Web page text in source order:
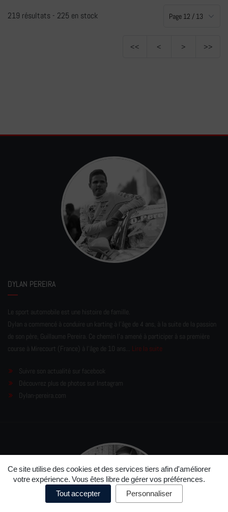
219 résultats - 225 en stock
<< < > >>
DYLAN PEREIRA
Le sport automobile est une histoire de famille.
Dylan a commencé à conduire un karting à l’âge de 4 ans, à la suite de la passion
de son père, Guillaume Pereira. Ce chemin l'a amené à participer à sa première
course à Mirecourt (France) à l'âge de 10 ans... Lire la suite
Suivre son actualité sur facebook
Découvrez plus de photos sur Instagram
Dylan-pereira.com
Ce site utilise des cookies et des services tiers afin d'améliorer
votre expérience. Vous êtes libre de gérer vos préférences.
Tout accepter
Personnaliser